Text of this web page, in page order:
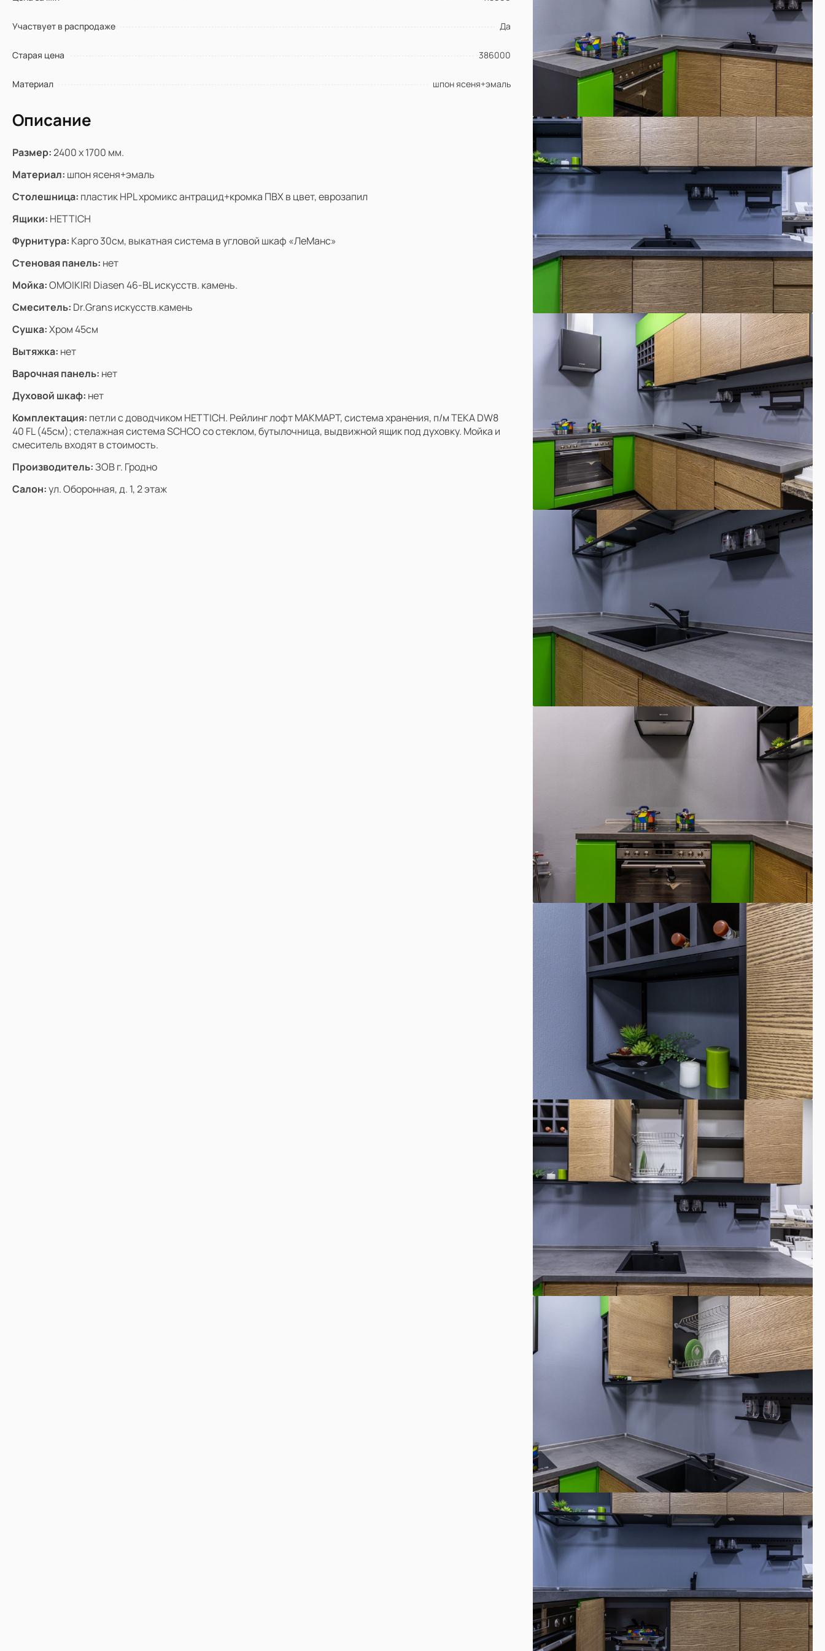
Смотреть больше в каталоге
Корпусная мебель
Категория
Гостиная
Офис / Кабинет
Ванная
Участвует в распродаже Да
Старая цена 386000
Материал шпон ясеня+эмаль
Описание
Размер:2400 х 1700 мм.
Материал: шпон ясеня+эмаль
Столешница: пластик HPL хромикс антрацид+кромка ПВХ в цвет, еврозапил
Ящики: HETTICH
Фурнитура: Карго 30см, выкатная система в угловой шкаф «ЛеМанс»
Стеновая панель: нет
Мойка:OMOIKIRI Diasen 46-BL искусств. камень.
Смеситель: Dr.Grans искусств.камень
Сушка:Хром 45см
Вытяжка: нет
Варочная панель: нет
Духовой шкаф: нет
Комплектация: петли с доводчиком HETTICH. Рейлинг лофт МАКМАРТ, система хранения, п/м TEKA DW8
40 FL (45см); стелажная система SCHCO со стеклом, бутылочница, выдвижной ящик под духовку. Мойка и
смеситель входят в стоимость.
Производитель:ЗОВ г. Гродно
Салон:ул. Оборонная, д. 1, 2 этаж